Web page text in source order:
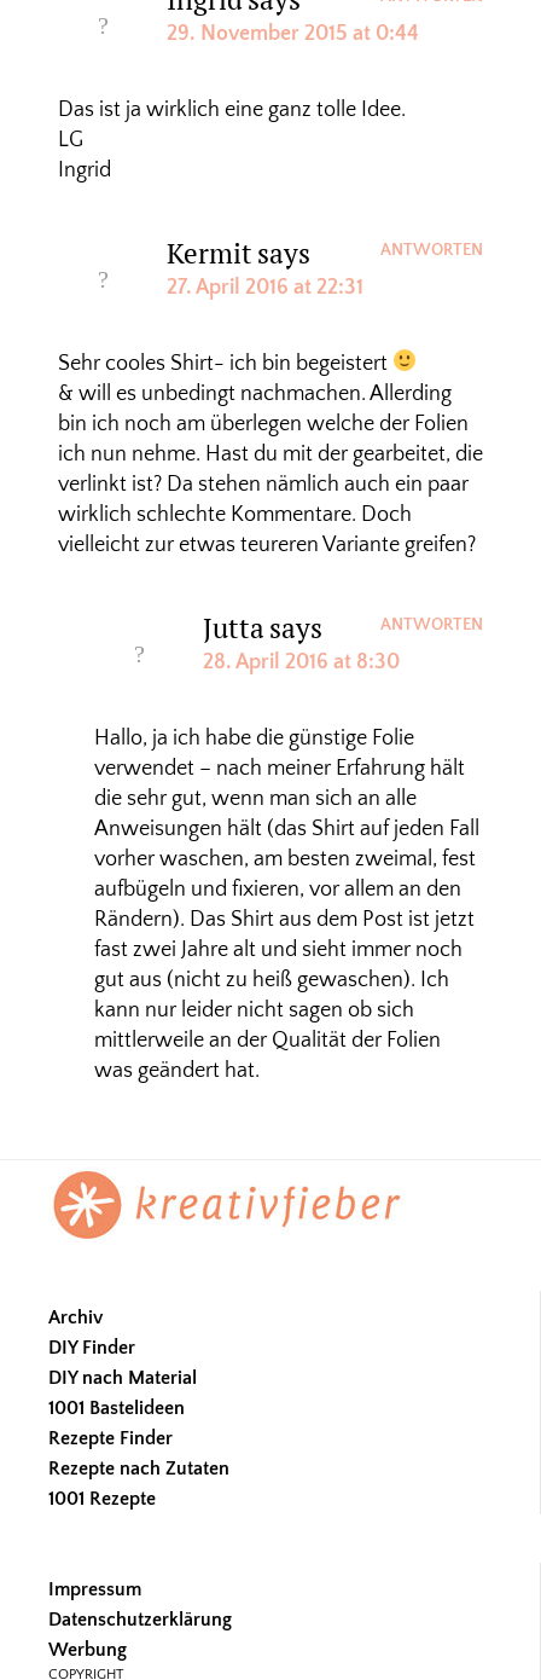
29. November 2015 at 0:44
Das ist ja wirklich eine ganz tolle Idee.
LG
Ingrid
Kermitsays
27. April 2016 at 22:31
Sehr cooles Shirt- ich bin begeistert
& will es unbedingt nachmachen. Allerding
bin ich noch am überlegen welche der Folien
ich nun nehme. Hast du mit der gearbeitet, die
verlinkt ist? Da stehen nämlich auch ein paar
wirklich schlechte Kommentare. Doch
vielleicht zur etwas teureren Variante greifen?
ANTWORTEN
Juttasays
28. April 2016 at 8:30
Hallo, ja ich habe die günstige Folie
verwendet – nach meiner Erfahrung hält
die sehr gut, wenn man sich an alle
Anweisungen hält (das Shirt auf jeden Fall
vorher waschen, am besten zweimal, fest
aufbügeln und fixieren, vor allem an den
Rändern). Das Shirt aus dem Post ist jetzt
fast zwei Jahre alt und sieht immer noch
gut aus (nicht zu heiß gewaschen). Ich
kann nur leider nicht sagen ob sich
mittlerweile an der Qualität der Folien
was geändert hat.
ANTWORTEN
Footer
Archiv
DIY Finder
DIY nach Material
1001 Bastelideen
Rezepte Finder
Rezepte nach Zutaten
1001 Rezepte
Impressum
Datenschutzerklärung
Werbung
COPYRIGHT